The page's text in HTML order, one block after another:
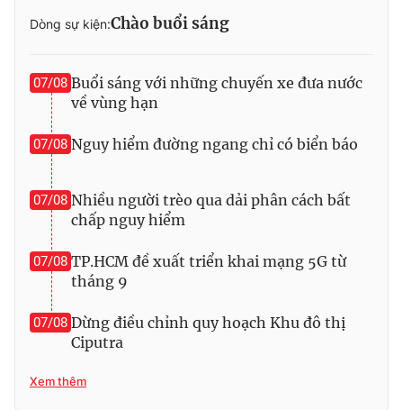
Photo Infographic
Video Shorts video
VTV Money VTV Thể thao
VTV Sức khoẻ Bất động sản
Thị trường 24h
VTV4
Dòng sự kiện:Chào buổi sáng
07/08 Buổi sáng với những chuyến xe đưa nước
về vùng hạn
07/08 Nguy hiểm đường ngang chỉ có biển báo
07/08 Nhiều người trèo qua dải phân cách bất
chấp nguy hiểm
07/08 TP.HCM đề xuất triển khai mạng 5G từ
tháng 9
07/08 Dừng điều chỉnh quy hoạch Khu đô thị
Ciputra
Xem thêm